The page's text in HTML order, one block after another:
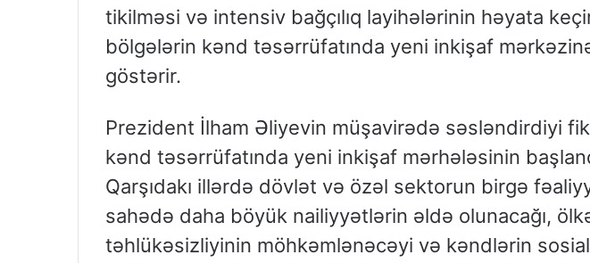
tikilməsi və intensiv bağçılıq layihələrinin həyata
bölgələrin kənd təsərrüfatında yeni inkişaf
göstərir.
Prezident İlham Əliyevin müşavirədə səsləndirdiyi
kənd təsərrüfatında yeni inkişaf mərhələsinin
Qarşıdakı illərdə dövlət və özəl sektorun birgə
sahədə daha böyük nailiyyətlərin əldə olunacağı,
təhlükəsizliyinin möhkəmlənəcəyi və kəndlərin